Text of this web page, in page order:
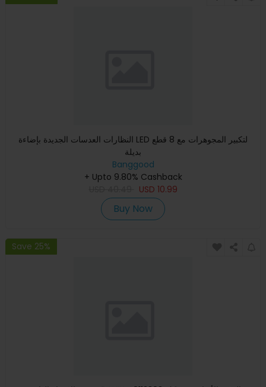
النظارات العدسات الجديدة بإضاءة LED لتكبير المجوهرات مع 8 قطع
بديلة
Banggood
+ Upto 9.80% Cashback
USD 10.99
Buy Now
Save 25%